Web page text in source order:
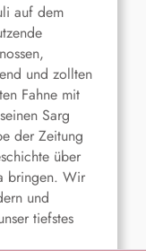
auf dem
und zollten
Fahne mit
Sarg
der Zeitung
über
bringen. Wir
und
tiefstes